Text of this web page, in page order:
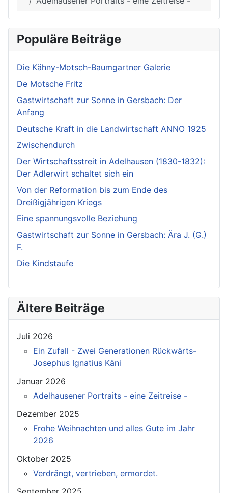
Populäre Beiträge
Die Kähny-Motsch-Baumgartner Galerie
De Motsche Fritz
Gastwirtschaft zur Sonne in Gersbach: Der
Anfang
Deutsche Kraft in die Landwirtschaft ANNO 1925
Zwischendurch
Der Wirtschaftsstreit in Adelhausen (1830-1832):
Der Adlerwirt schaltet sich ein
Von der Reformation bis zum Ende des
Dreißigjährigen Kriegs
Eine spannungsvolle Beziehung
Gastwirtschaft zur Sonne in Gersbach: Ära J. (G.)
F.
Die Kindstaufe
Ältere Beiträge
Juli 2026
Ein Zufall - Zwei Generationen Rückwärts-
Josephus Ignatius Käni
Januar 2026
Adelhausener Portraits - eine Zeitreise -
Dezember 2025
Frohe Weihnachten und alles Gute im Jahr
2026
Oktober 2025
Verdrängt, vertrieben, ermordet.